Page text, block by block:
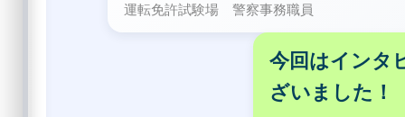
運転免許試験場 警察事務職員
今回はインタ
ざいました！